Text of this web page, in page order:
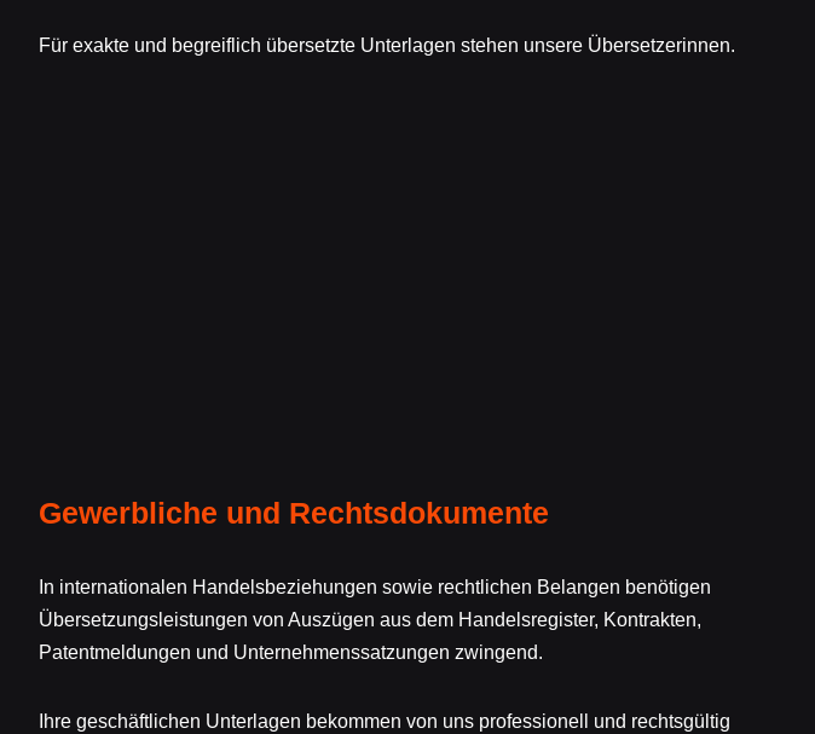
Für exakte und begreiflich übersetzte Unterlagen stehen unsere Übersetzerinnen.
Gewerbliche und Rechtsdokumente
In internationalen Handelsbeziehungen sowie rechtlichen Belangen benötigen
Übersetzungsleistungen von Auszügen aus dem Handelsregister, Kontrakten,
Patentmeldungen und Unternehmenssatzungen zwingend.
Ihre geschäftlichen Unterlagen bekommen von uns professionell und rechtsgültig